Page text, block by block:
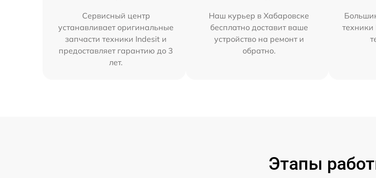
Сервисный центр
устанавливает оригинальные
запчасти техники Indesit и
предоставляет гарантию до 3
лет.
Наш курьер в Хабаровске
бесплатно доставит ваше
устройство на ремонт и
обратно.
Этапы